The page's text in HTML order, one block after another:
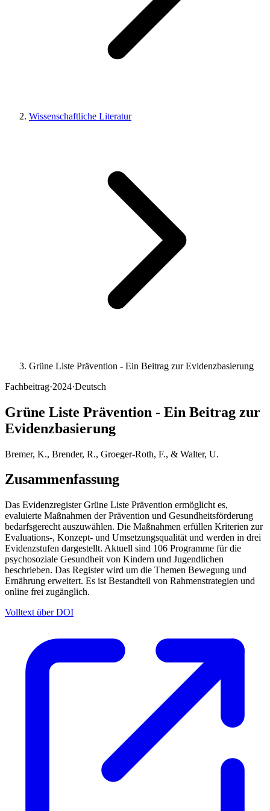
Wissenschaftliche Literatur
Grüne Liste Prävention - Ein Beitrag zur Evidenzbasierung
Fachbeitrag·2024·Deutsch
Grüne Liste Prävention - Ein Beitrag zur
Evidenzbasierung
Bremer, K., Brender, R., Groeger-Roth, F., & Walter, U.
Zusammenfassung
Das Evidenzregister Grüne Liste Prävention ermöglicht es,
evaluierte Maßnahmen der Prävention und Gesundheitsförderung
bedarfsgerecht auszuwählen. Die Maßnahmen erfüllen Kriterien zur
Evaluations-, Konzept- und Umsetzungsqualität und werden in drei
Evidenzstufen dargestellt. Aktuell sind 106 Programme für die
psychosoziale Gesundheit von Kindern und Jugendlichen
beschrieben. Das Register wird um die Themen Bewegung und
Ernährung erweitert. Es ist Bestandteil von Rahmenstrategien und
online frei zugänglich.
Volltext über DOI